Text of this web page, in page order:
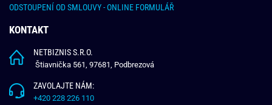
ODSTOUPENÍ OD SMLOUVY - ONLINE FORMULÁŘ
KONTAKT
NETBIZNIS S.R.O.
Štiavnička 561, 97681, Podbrezová
ZAVOLAJTE NÁM:
+420 228 226 110